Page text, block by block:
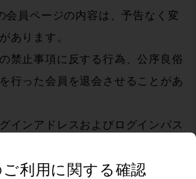
会員ページの内容は、予告なく変
あります。
禁止事項に反する行為、公序良俗
行った会員を退会させることがあ
インアドレスおよびログインパス
理について責任を負うものとし、
利用に関する確認